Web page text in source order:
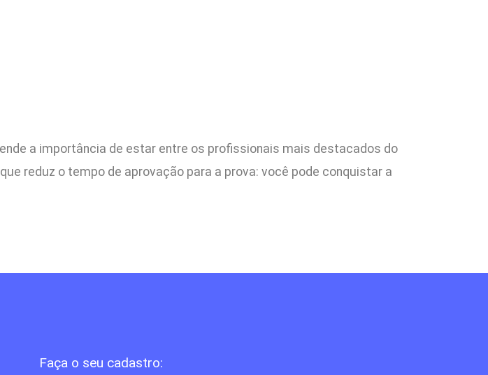
a importância de estar entre os profissionais mais destacados do
reduz o tempo de aprovação para a prova: você pode conquistar a
Faça o seu cadastro: